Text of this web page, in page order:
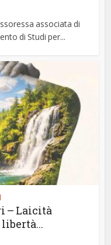
associata di
di Studi per...
– Laicità